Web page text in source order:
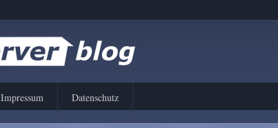
Impressum Datenschutz